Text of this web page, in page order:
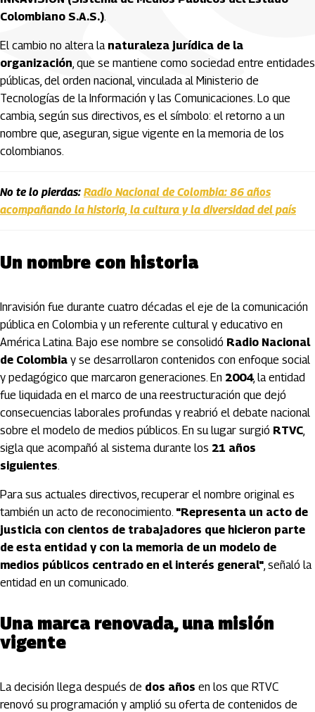
Colombiano S.A.S.).
El cambio no altera la naturaleza jurídica de la
organización, que se mantiene como sociedad entre entidades
públicas, del orden nacional, vinculada al Ministerio de
Tecnologías de la Información y las Comunicaciones. Lo que
cambia, según sus directivos, es el símbolo: el retorno a un
nombre que, aseguran, sigue vigente en la memoria de los
colombianos.
No te lo pierdas: Radio Nacional de Colombia: 86 años
acompañando la historia, la cultura y la diversidad del país
Un nombre con historia
Inravisión fue durante cuatro décadas el eje de la comunicación
pública en Colombia y un referente cultural y educativo en
América Latina. Bajo ese nombre se consolidó Radio Nacional
de Colombia y se desarrollaron contenidos con enfoque social
y pedagógico que marcaron generaciones. En 2004, la entidad
fue liquidada en el marco de una reestructuración que dejó
consecuencias laborales profundas y reabrió el debate nacional
sobre el modelo de medios públicos. En su lugar surgió RTVC,
sigla que acompañó al sistema durante los 21 años
siguientes.
Para sus actuales directivos, recuperar el nombre original es
también un acto de reconocimiento. "Representa un acto de
justicia con cientos de trabajadores que hicieron parte
de esta entidad y con la memoria de un modelo de
medios públicos centrado en el interés general", señaló la
entidad en un comunicado.
Una marca renovada, una misión
vigente
La decisión llega después de dos años en los que RTVC
renovó su programación y amplió su oferta de contenidos de